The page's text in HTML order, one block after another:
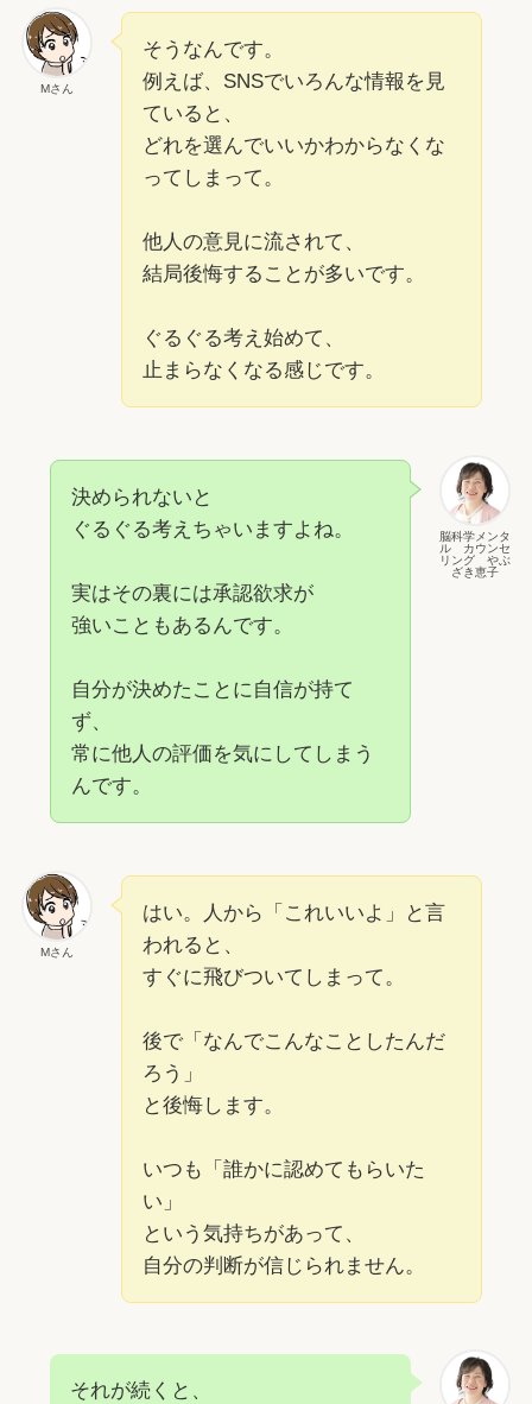
Mさん
そうなんです。
例えば、SNSでいろんな情報を見
ていると、
どれを選んでいいかわからなくな
ってしまって。
他人の意見に流されて、
結局後悔することが多いです。
ぐるぐる考え始めて、
止まらなくなる感じです。
脳科学メンタ
ル カウンセ
リング やぶ
ざき恵子
決められないと
ぐるぐる考えちゃいますよね。
実はその裏には承認欲求が
強いこともあるんです。
自分が決めたことに自信が持て
ず、
常に他人の評価を気にしてしまう
んです。
Mさん
はい。人から「これいいよ」と言
われると、
すぐに飛びついてしまって。
後で「なんでこんなことしたんだ
ろう」
と後悔します。
いつも「誰かに認めてもらいた
い」
という気持ちがあって、
自分の判断が信じられません。
それが続くと、